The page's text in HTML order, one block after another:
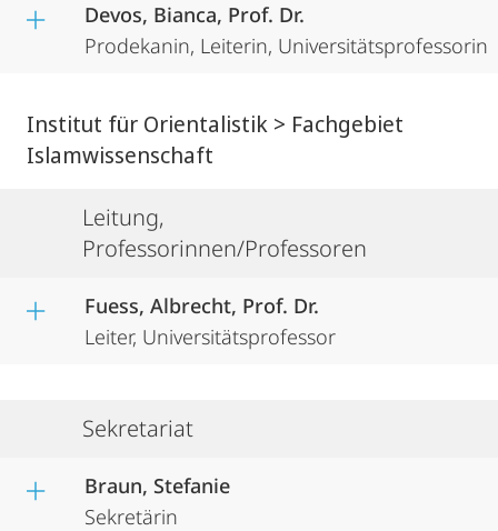
Devos, Bianca, Prof. Dr.
Prodekanin, Leiterin, Universitätsprofessorin
Institut für Orientalistik > Fachgebiet
Islamwissenschaft
Leitung,
Professorinnen/Professoren
Fuess, Albrecht, Prof. Dr.
Leiter, Universitätsprofessor
Sekretariat
Braun, Stefanie
Sekretärin